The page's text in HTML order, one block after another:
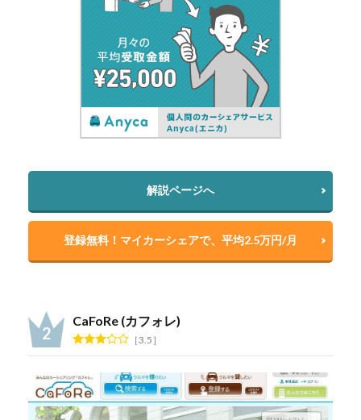
解説ページへ
登録無料！マイカーシェアで、平均2.5万円/月
CaFoRe (カフォレ)
3.5